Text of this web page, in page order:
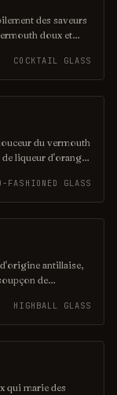
des saveurs
doux et
Sa présentation
les cocktails
COCKTAIL GLASS
du vermouth
de liqueur d'orange.
de cocktails
un choix
FASHIONED GLASS
antillaise,
de
chaude
HIGHBALL GLASS
qui marie des